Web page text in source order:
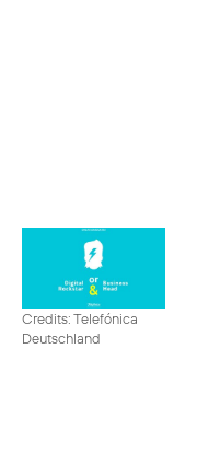
Credits: Telefónica
Deutschland